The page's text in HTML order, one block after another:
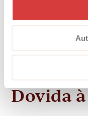
individuellement à
attentes sont au
respectons votre
Dovida